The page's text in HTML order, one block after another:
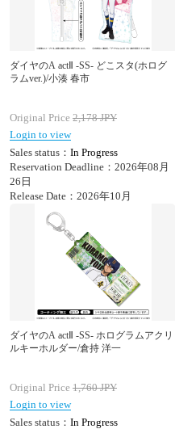
ダイヤのA actⅡ -SS- どこスタ(ホログ
ラムver.)/小湊 春市
Original Price 2,178JPY
Login to view
Sales status： In Progress
Reservation Deadline：2026年08月
26日
Release Date：2026年10月
ダイヤのA actⅡ -SS- ホログラムアクリ
ルキーホルダー/倉持 洋一
Original Price 1,760JPY
Login to view
Sales status： In Progress